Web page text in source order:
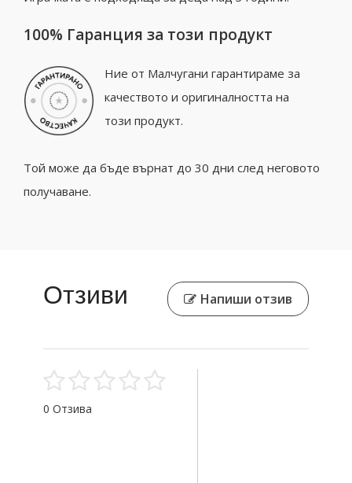
100% Гаранция за този продукт
Ние от Малчугани гарантираме за
качеството и оригиналността на
този продукт.
Той може да бъде върнат до 30 дни след неговото
получаване.
Отзиви Напиши отзив
0 Отзива